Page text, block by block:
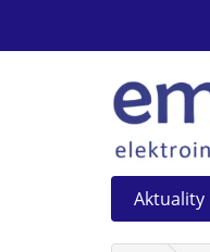
Aktuality